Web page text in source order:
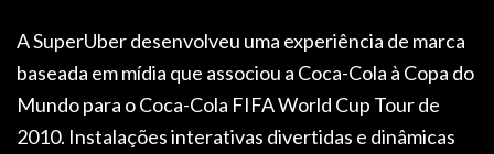
A SuperUber desenvolveu uma experiência de marca
baseada em mídia que associou a Coca-Cola à Copa do
Mundo para oCoca-Cola FIFA World Cup Tourde
2010. Instalações interativas divertidas e dinâmicas